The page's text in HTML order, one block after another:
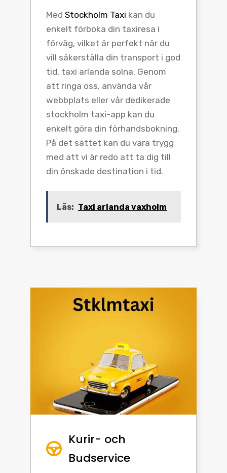
Med Stockholm Taxi kan du
enkelt förboka din taxiresa i
förväg, vilket är perfekt när du
vill säkerställa din transport i god
tid, taxi arlanda solna. Genom
att ringa oss, använda vår
webbplats eller vår dedikerade
stockholm taxi-app kan du
enkelt göra din förhandsbokning.
På det sättet kan du vara trygg
med att vi är redo att ta dig till
din önskade destination i tid.
Läs: Taxi arlanda vaxholm
Kurir- och
Budservice